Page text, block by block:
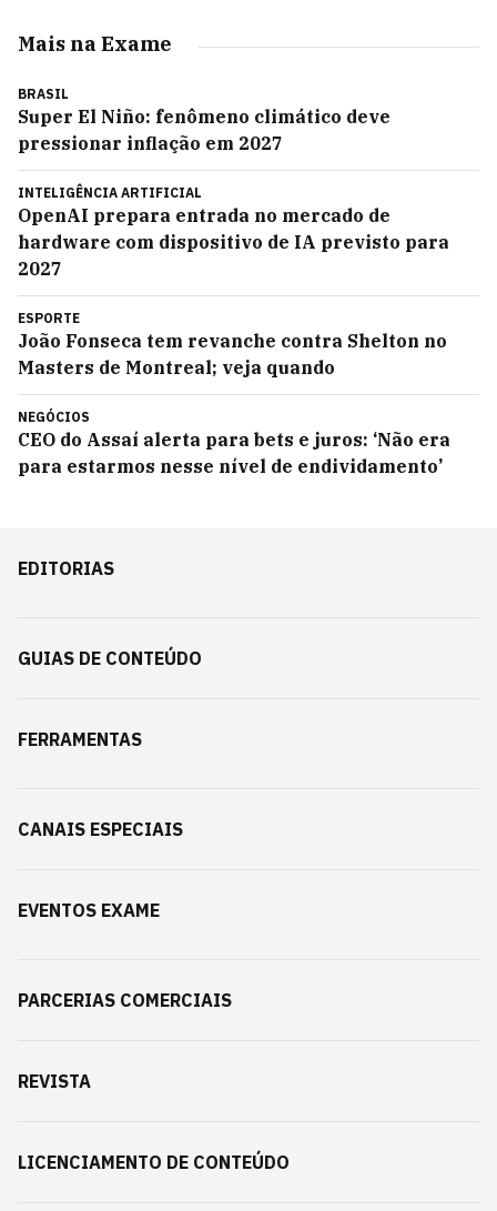
Mais na Exame
BRASIL
Super El Niño: fenômeno climático deve
pressionar inflação em 2027
INTELIGÊNCIA ARTIFICIAL
OpenAI prepara entrada no mercado de
hardware com dispositivo de IA previsto para
2027
ESPORTE
João Fonseca tem revanche contra Shelton no
Masters de Montreal; veja quando
NEGÓCIOS
CEO do Assaí alerta para bets e juros: ‘Não era
para estarmos nesse nível de endividamento’
EDITORIAS
GUIAS DE CONTEÚDO
FERRAMENTAS
CANAIS ESPECIAIS
EVENTOS EXAME
PARCERIAS COMERCIAIS
REVISTA
LICENCIAMENTO DE CONTEÚDO